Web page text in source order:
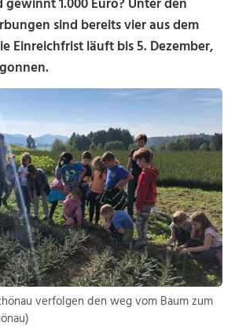
1.000 Euro? Unter den
sind bereits vier aus dem
Einreichfrist läuft bis 5. Dezember,
verfolgen den weg vom Baum zum